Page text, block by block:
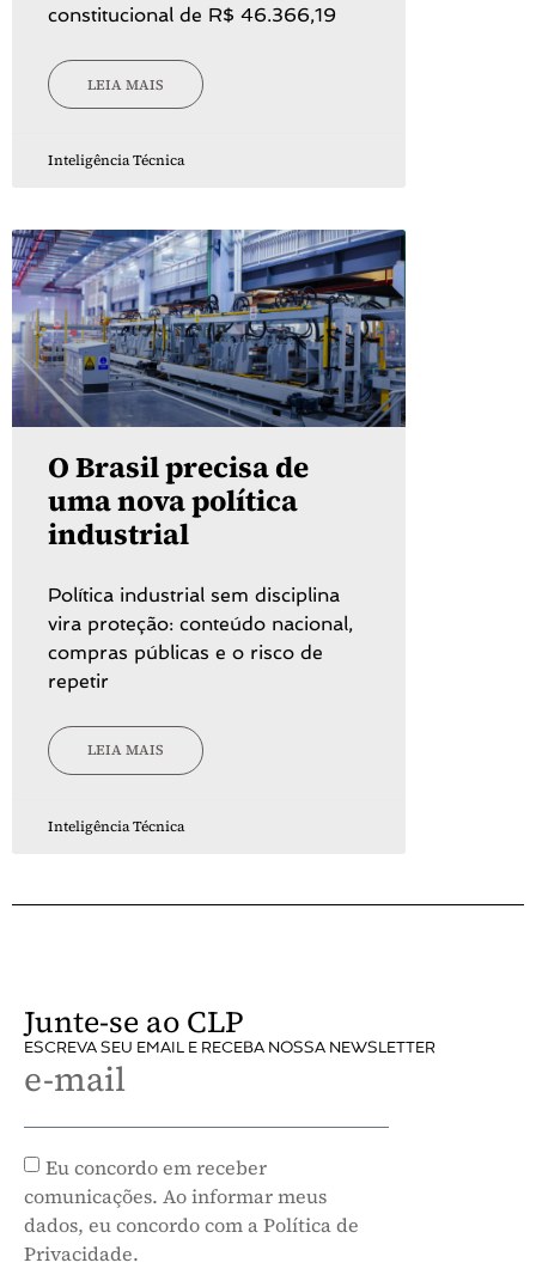
constitucional de R$ 46.366,19
LEIA MAIS
Inteligência Técnica
O Brasil precisa de
uma nova política
industrial
Política industrial sem disciplina
vira proteção: conteúdo nacional,
compras públicas e o risco de
repetir
LEIA MAIS
Inteligência Técnica
Junte-se ao CLP
ESCREVA SEU EMAIL E RECEBA NOSSA NEWSLETTER
e-mail
Eu concordo em receber
comunicações. Ao informar meus
dados, eu concordo com a Política de
Privacidade.